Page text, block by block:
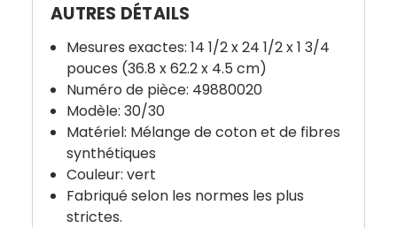
AUTRES DÉTAILS
Mesures exactes: 14 1/2 x 24 1/2 x 1 3/4
pouces (36.8 x 62.2 x 4.5 cm)
Numéro de pièce: 49880020
Modèle: 30/30
Matériel: Mélange de coton et de fibres
synthétiques
Couleur: vert
Fabriqué selon les normes les plus
strictes.